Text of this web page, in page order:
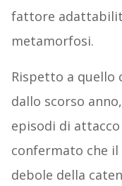
fattore
metamorfosi.
Rispetto a quello
dallo scorso
episodi di
confermato che
debole della